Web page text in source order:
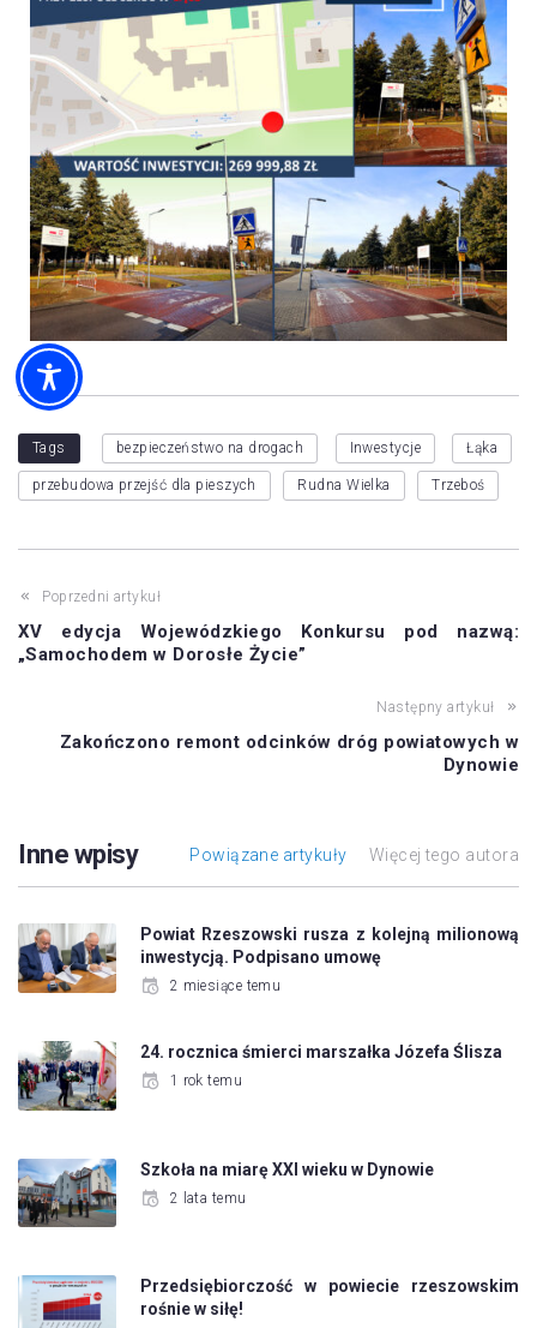
Tags bezpieczeństwo na drogach Inwestycje Łąka
przebudowa przejść dla pieszych Rudna Wielka Trzeboś
Poprzedni artykuł
XV edycja Wojewódzkiego Konkursu pod nazwą:
„Samochodem w Dorosłe Życie”
Następny artykuł
Zakończono remont odcinków dróg powiatowych w
Dynowie
Inne wpisy Powiązane artykuły Więcej tego autora
Powiat Rzeszowski rusza z kolejną milionową
inwestycją. Podpisano umowę
2 miesiące temu
24. rocznica śmierci marszałka Józefa Ślisza
1 rok temu
Szkoła na miarę XXI wieku w Dynowie
2 lata temu
Przedsiębiorczość w powiecie rzeszowskim
rośnie w siłę!